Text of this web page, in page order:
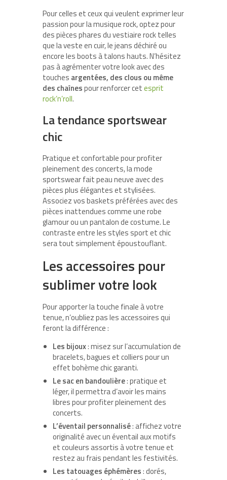
Pour celles et ceux qui veulent exprimer leur
passion pour la musique rock, optez pour
des pièces phares du vestiaire rock telles
que la veste en cuir, le jeans déchiré ou
encore les boots à talons hauts. N’hésitez
pas à agrémenter votre look avec des
touches argentées, des clous ou même
des chaînespour renforcer cetesprit
rock’n’roll.
La tendance sportswear
chic
Pratique et confortable pour profiter
pleinement des concerts, la mode
sportswear fait peau neuve avec des
pièces plus élégantes et stylisées.
Associez vos baskets préférées avec des
pièces inattendues comme une robe
glamour ou un pantalon de costume. Le
contraste entre les styles sport et chic
sera tout simplement époustouflant.
Les accessoires pour
sublimer votre look
Pour apporter la touche finale à votre
tenue, n’oubliez pas les accessoires qui
feront la différence :
Les bijoux: misez sur l’accumulation de
bracelets, bagues et colliers pour un
effet bohème chic garanti.
Le sac en bandoulière: pratique et
léger, il permettra d’avoir les mains
libres pour profiter pleinement des
concerts.
L’éventail personnalisé: affichez votre
originalité avec un éventail aux motifs
et couleurs assortis à votre tenue et
restez au frais pendant les festivités.
Les tatouages éphémères: dorés,